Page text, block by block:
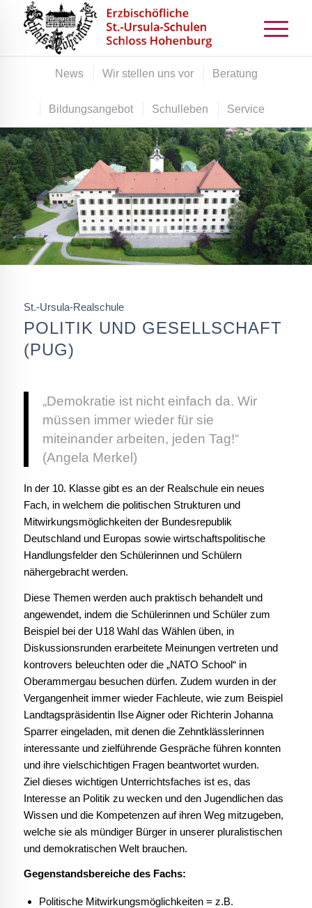
News Wir stellen uns vor Beratung
Bildungsangebot Schulleben Service
St.-Ursula-Realschule
POLITIK UND GESELLSCHAFT
(PUG)
„Demokratie ist nicht einfach da. Wir
müssen immer wieder für sie
miteinander arbeiten, jeden Tag!“
(Angela Merkel)
In der 10. Klasse gibt es an der Realschule ein neues
Fach, in welchem die politischen Strukturen und
Mitwirkungsmöglichkeiten der Bundesrepublik
Deutschland und Europas sowie wirtschaftspolitische
Handlungsfelder den Schülerinnen und Schülern
nähergebracht werden.
Diese Themen werden auch praktisch behandelt und
angewendet, indem die Schülerinnen und Schüler zum
Beispiel bei der U18 Wahl das Wählen üben, in
Diskussionsrunden erarbeitete Meinungen vertreten und
kontrovers beleuchten oder die „NATO School“ in
Oberammergau besuchen dürfen. Zudem wurden in der
Vergangenheit immer wieder Fachleute, wie zum Beispiel
Landtagspräsidentin Ilse Aigner oder Richterin Johanna
Sparrer eingeladen, mit denen die Zehntklässlerinnen
interessante und zielführende Gespräche führen konnten
und ihre vielschichtigen Fragen beantwortet wurden.
Ziel dieses wichtigen Unterrichtsfaches ist es, das
Interesse an Politik zu wecken und den Jugendlichen das
Wissen und die Kompetenzen auf ihren Weg mitzugeben,
welche sie als mündiger Bürger in unserer pluralistischen
und demokratischen Welt brauchen.
Gegenstandsbereiche des Fachs:
Politische Mitwirkungsmöglichkeiten = z.B.